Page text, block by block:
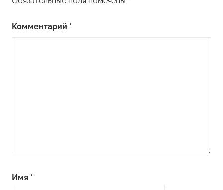
Комментарий *
Имя *